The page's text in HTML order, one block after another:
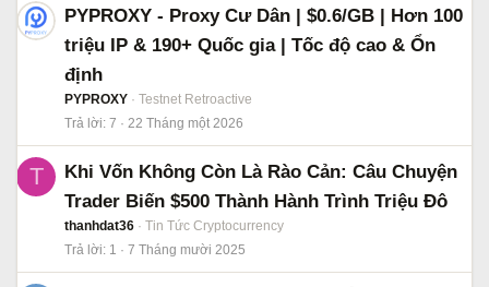
PYPROXY - Proxy Cư Dân | $0.6/GB | Hơn 100
triệu IP & 190+ Quốc gia | Tốc độ cao & Ổn
định
PYPROXY
Testnet Retroactive
Trả lời 7 22 Tháng một 2026
T
Khi Vốn Không Còn Là Rào Cản: Câu Chuyện
Trader Biến $500 Thành Hành Trình Triệu Đô
thanhdat36
Tin Tức Cryptocurrency
Trả lời 1 7 Tháng mười 2025